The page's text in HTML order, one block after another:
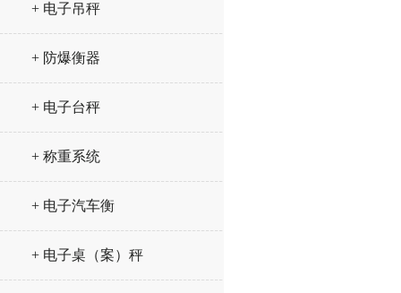
+ 电子吊秤
+ 防爆衡器
+ 电子台秤
+ 称重系统
+ 电子汽车衡
+ 电子桌（案）秤